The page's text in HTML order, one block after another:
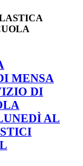
MENSA
DI
AL